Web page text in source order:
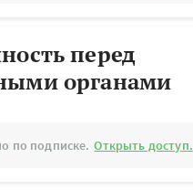
перед
органами
по подписке. Открыть доступ.